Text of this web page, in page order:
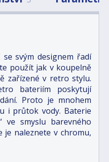
se svým designem řadí
použít jak v koupelně
zařízené v retro stylu.
bateriím poskytují
Proto je mnohem
i průtok vody. Baterie
ve smyslu barevného
je naleznete v chromu,